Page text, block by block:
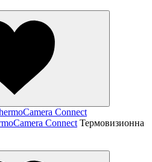
Connect Термовизионна